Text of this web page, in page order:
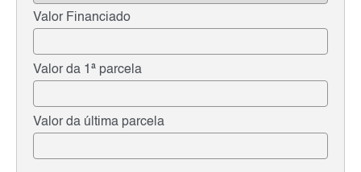
Valor Financiado
Valor da 1ª parcela
Valor da última parcela